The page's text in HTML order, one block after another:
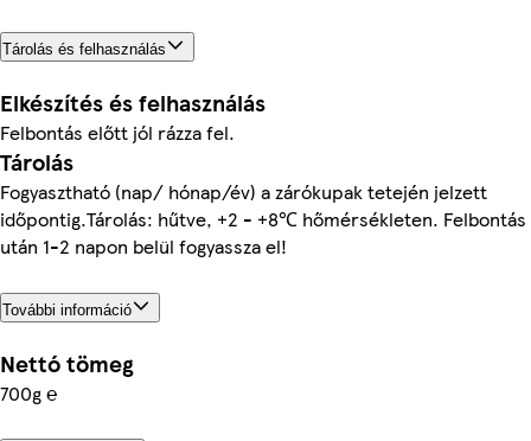
Tárolás és felhasználás
Elkészítés és felhasználás
Felbontás előtt jól rázza fel.
Tárolás
Fogyasztható (nap/ hónap/év) a zárókupak tetején jelzett
időpontig.Tárolás: hűtve, +2 - +8℃ hőmérsékleten. Felbontás
után 1-2 napon belül fogyassza el!
További információ
Nettó tömeg
700g ℮